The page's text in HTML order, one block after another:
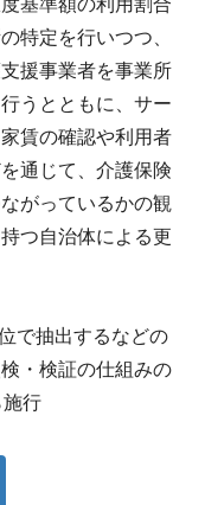
特定を行いつつ、
援事業者を事業所
うとともに、サー
賃の確認や利用者
通じて、介護保険
がっているかの観
つ自治体による更
で抽出するなどの
・検証の仕組みの
施行